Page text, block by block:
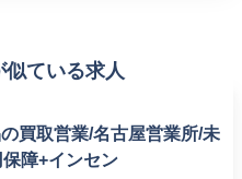
ている求人
買取営業/名古屋営業所/未
障+インセン